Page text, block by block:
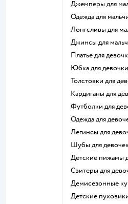
Джемперы для
Одежда для
Лонгсливы для
Джинсы для
Платье для
Юбка для девочки
Толстовки для
Кардиганы для
Футболки для
Одежда для
Легинсы для
Шубы для девочек
Детские пижамы
Свитеры для
Демисезонные
Детские